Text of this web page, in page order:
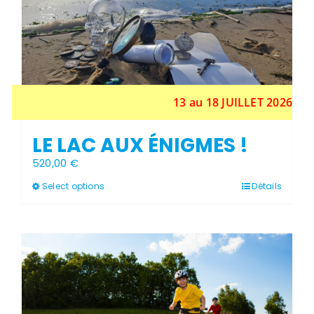
13 au 18 JUILLET 2026
LE LAC AUX ÉNIGMES !
520,00 €
Select options
variations.
Les
options
peuvent
être
choisies
Détails